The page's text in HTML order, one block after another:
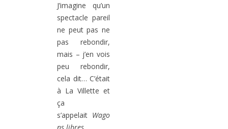
J’imagine qu’un
spectacle pareil
ne peut pas ne
pas rebondir,
mais – j’en vois
peu rebondir,
cela dit… C’était
à La Villette et
ça
s’appelait Wago